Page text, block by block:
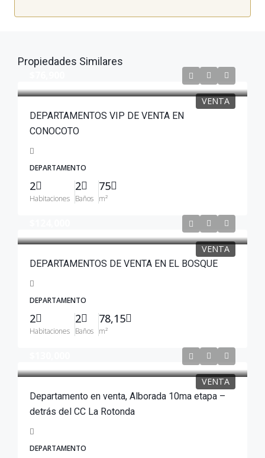
Propiedades Similares
VENTA
DEPARTAMENTOS VIP DE VENTA EN
CONOCOTO
DEPARTAMENTO
2
Habitaciones
2
Baños
75
m²
VENTA
DEPARTAMENTOS DE VENTA EN EL BOSQUE
DEPARTAMENTO
2
Habitaciones
2
Baños
78,15
m²
VENTA
Departamento en venta, Alborada 10ma etapa –
detrás del CC La Rotonda
DEPARTAMENTO